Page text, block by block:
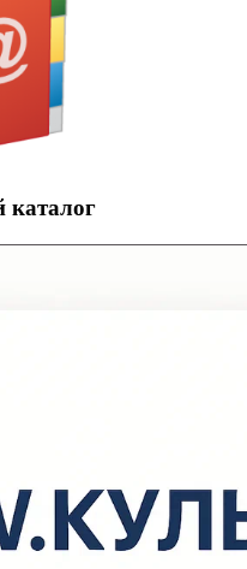
каталог